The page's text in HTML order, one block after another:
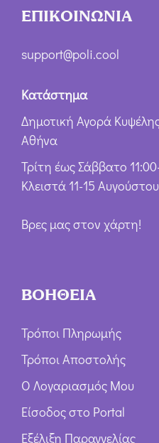
ΕΠΙΚΟΙΝΩΝΙΑ
support@poli.cool
Κατάστημα
Δημοτική Αγορά
Αθήνα
Τρίτη έως Σάββατο
Κλειστά 11-15 Αυγούστου
Βρες μας στον χάρτη!
ΒΟΗΘΕΙΑ
Τρόποι Πληρωμής
Τρόποι Αποστολής
Ο Λογαριασμός Μου
Είσοδος στο Portal
Εξέλιξη Παραγγελίας